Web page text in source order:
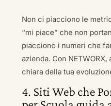
Non ci piacciono le
“mi piace” che non
piacciono i numeri che
azienda. Con
chiara della tua
4. Siti Web che